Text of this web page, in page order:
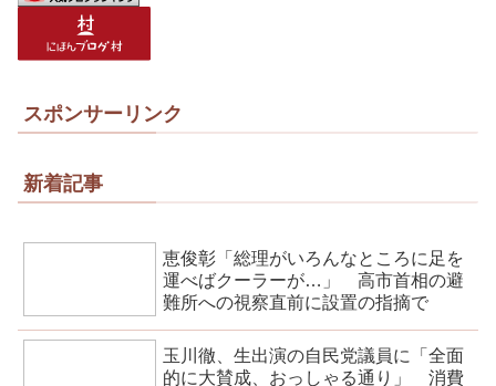
スポンサーリンク
新着記事
恵俊彰「総理がいろんなところに足を
運べばクーラーが…」 高市首相の避
難所への視察直前に設置の指摘で
玉川徹、生出演の自民党議員に「全面
的に大賛成、おっしゃる通り」 消費